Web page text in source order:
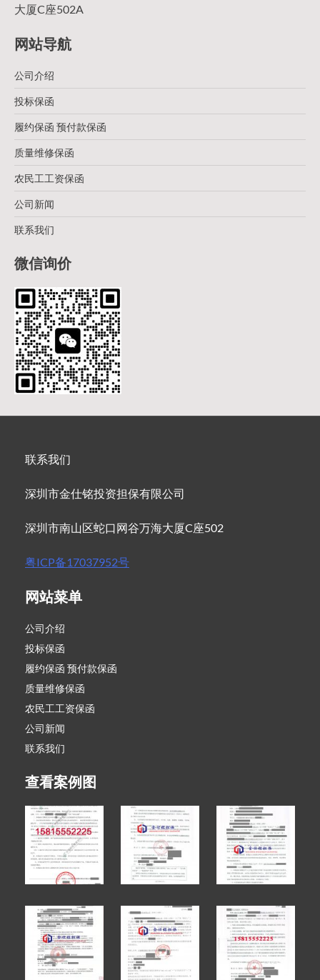
大厦C座502A
网站导航
公司介绍
投标保函
履约保函 预付款保函
质量维修保函
农民工工资保函
公司新闻
联系我们
微信询价
联系我们
深圳市金仕铭投资担保有限公司
深圳市南山区蛇口网谷万海大厦C座502
粤ICP备17037952号
网站菜单
公司介绍
投标保函
履约保函 预付款保函
质量维修保函
农民工工资保函
公司新闻
联系我们
查看案例图